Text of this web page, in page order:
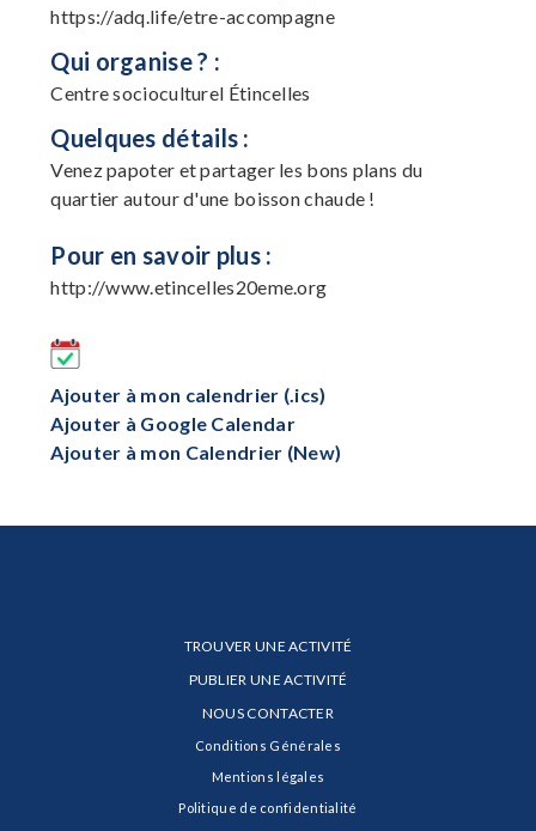
https://adq.life/etre-accompagne
Qui organise ? :
Centre socioculturel Étincelles
Quelques détails :
Venez papoter et partager les bons plans du
quartier autour d'une boisson chaude !
Pour en savoir plus :
http://www.etincelles20eme.org
Ajouter à mon calendrier (.ics)
Ajouter à Google Calendar
Ajouter à mon Calendrier (New)
TROUVER UNE ACTIVITÉ
PUBLIER UNE ACTIVITÉ
NOUS CONTACTER
Conditions Générales
Mentions légales
Politique de confidentialité